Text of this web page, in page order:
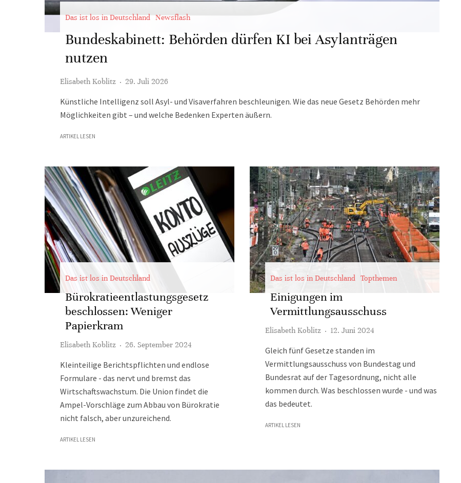
Das ist los in Deutschland Newsflash
Bundeskabinett: Behörden dürfen KI bei Asylanträgen
nutzen
Elisabeth Koblitz · 29. Juli 2026
Künstliche Intelligenz soll Asyl- und Visaverfahren beschleunigen. Wie das neue Gesetz Behörden mehr
Möglichkeiten gibt – und welche Bedenken Experten äußern.
ARTIKEL LESEN
Das ist los in Deutschland
Bürokratieentlastungsgesetz
beschlossen: Weniger
Papierkram
Elisabeth Koblitz · 26. September 2024
Kleinteilige Berichtspflichten und endlose
Formulare - das nervt und bremst das
Wirtschaftswachstum. Die Union findet die
Ampel-Vorschläge zum Abbau von Bürokratie
nicht falsch, aber unzureichend.
ARTIKEL LESEN
Das ist los in Deutschland Topthemen
Einigungen im
Vermittlungsausschuss
Elisabeth Koblitz · 12. Juni 2024
Gleich fünf Gesetze standen im
Vermittlungsausschuss von Bundestag und
Bundesrat auf der Tagesordnung, nicht alle
kommen durch. Was beschlossen wurde - und was
das bedeutet.
ARTIKEL LESEN